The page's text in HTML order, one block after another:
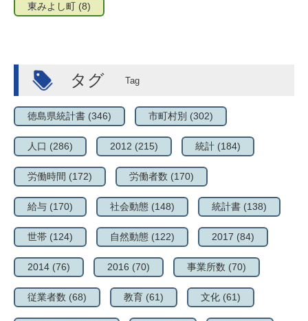
東みよし町 (8)
タグ
徳島県統計書 (346) 市町村別 (302)
人口 (286) 2012 (215) 統計 (184)
労働時間 (172) 労働者数 (170)
給与 (170) 社会動態 (148) 統計書 (138)
世帯 (124) 自然動態 (122) 2017 (84)
2014 (76) 2016 (70) 事業所数 (70)
従業者数 (68) 教育 (61) 文化 (61)